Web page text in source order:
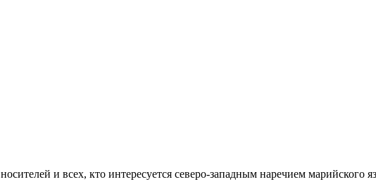
и всех, кто интересуется северо-западным наречием марийского